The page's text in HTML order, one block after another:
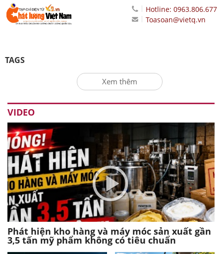
Hotline: 0963.806.677
Toasoan@vietq.vn
TAGS
Xem thêm
VIDEO
Phát hiện kho hàng và máy móc sản xuất gần
3,5 tấn mỹ phẩm không có tiêu chuẩn